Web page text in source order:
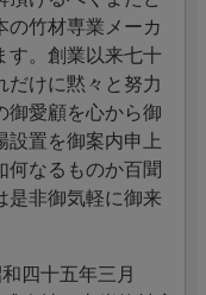
の竹材専業メーカ
す。創業以来七十
だけに黙々と努力
御愛顧を心から御
設置を御案内申上
何なるものか百聞
是非御気軽に御来
和四十五年三月